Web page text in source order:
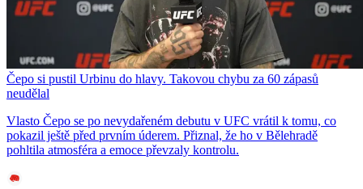
Čepo si pustil Urbinu do hlavy. Takovou chybu za 60 zápasů
neudělal
Vlasto Čepo se po nevydařeném debutu v UFC vrátil k tomu, co
pokazil ještě před prvním úderem. Přiznal, že ho v Bělehradě
pohltila atmosféra a emoce převzaly kontrolu.